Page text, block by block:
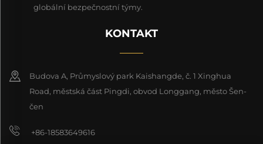
globální bezpečnostní týmy.
KONTAKT
Budova A, Průmyslový park Kaishangde, č. 1 Xinghua
Road, městská část Pingdi, obvod Longgang, město Šen-
čen
+86-18583649616